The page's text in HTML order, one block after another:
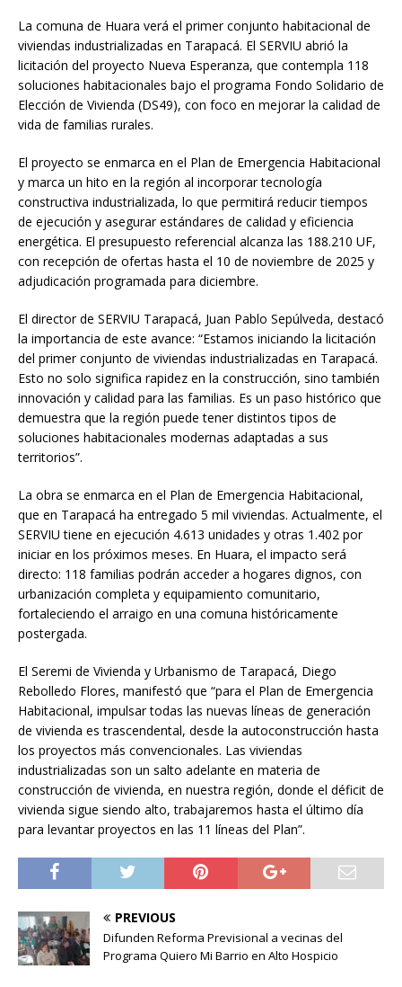
La comuna de Huara verá el primer conjunto habitacional de
viviendas industrializadas en Tarapacá. El SERVIU abrió la
licitación del proyecto Nueva Esperanza, que contempla 118
soluciones habitacionales bajo el programa Fondo Solidario de
Elección de Vivienda (DS49), con foco en mejorar la calidad de
vida de familias rurales.
El proyecto se enmarca en el Plan de Emergencia Habitacional
y marca un hito en la región al incorporar tecnología
constructiva industrializada, lo que permitirá reducir tiempos
de ejecución y asegurar estándares de calidad y eficiencia
energética. El presupuesto referencial alcanza las 188.210 UF,
con recepción de ofertas hasta el 10 de noviembre de 2025 y
adjudicación programada para diciembre.
El director de SERVIU Tarapacá, Juan Pablo Sepúlveda, destacó
la importancia de este avance: “Estamos iniciando la licitación
del primer conjunto de viviendas industrializadas en Tarapacá.
Esto no solo significa rapidez en la construcción, sino también
innovación y calidad para las familias. Es un paso histórico que
demuestra que la región puede tener distintos tipos de
soluciones habitacionales modernas adaptadas a sus
territorios”.
La obra se enmarca en el Plan de Emergencia Habitacional,
que en Tarapacá ha entregado 5 mil viviendas. Actualmente, el
SERVIU tiene en ejecución 4.613 unidades y otras 1.402 por
iniciar en los próximos meses. En Huara, el impacto será
directo: 118 familias podrán acceder a hogares dignos, con
urbanización completa y equipamiento comunitario,
fortaleciendo el arraigo en una comuna históricamente
postergada.
El Seremi de Vivienda y Urbanismo de Tarapacá, Diego
Rebolledo Flores, manifestó que “para el Plan de Emergencia
Habitacional, impulsar todas las nuevas líneas de generación
de vivienda es trascendental, desde la autoconstrucción hasta
los proyectos más convencionales. Las viviendas
industrializadas son un salto adelante en materia de
construcción de vivienda, en nuestra región, donde el déficit de
vivienda sigue siendo alto, trabajaremos hasta el último día
para levantar proyectos en las 11 líneas del Plan”.
PREVIOUS
Difunden Reforma Previsional a vecinas del
Programa Quiero Mi Barrio en Alto Hospicio